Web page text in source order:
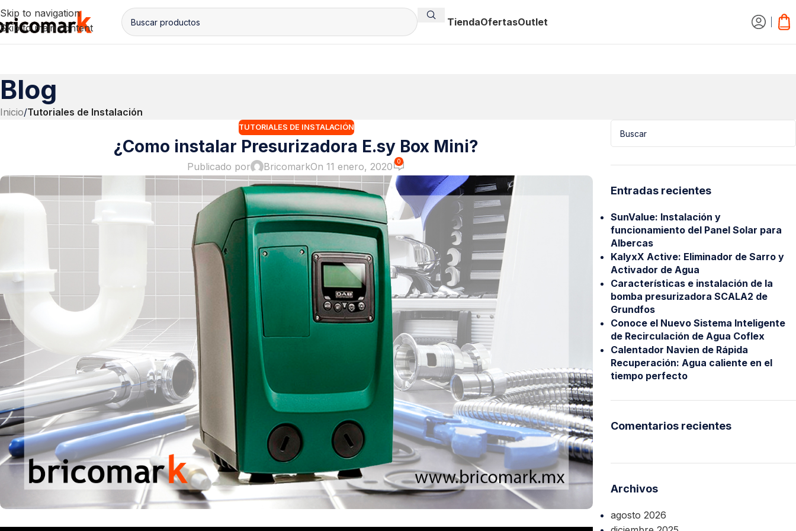
Skip to navigation
Skip to main content
Tienda
Tuberías y Conexiones
Cobre y Latón
Sistemas Contra Incendio
Acero Galvanizado
CPVC
PVC Hidráulico
Accesorios y Refacciones para
Sumergibles para Pozo Profundo
OfertasOutlet
Blog
Inicio/Tutoriales de Instalación
TUTORIALES DE INSTALACIÓN
¿Como instalar Presurizadora E.sy Box Mini?
Publicado por BricomarkOn 11 enero, 2020 0
Entradas recientes
SunValue: Instalación y
funcionamiento del Panel Solar para
Albercas
KalyxX Active: Eliminador de Sarro y
Activador de Agua
Características e instalación de la
bomba presurizadora SCALA2 de
Grundfos
Conoce el Nuevo Sistema Inteligente
de Recirculación de Agua Coflex
Calentador Navien de Rápida
Recuperación: Agua caliente en el
tiempo perfecto
Comentarios recientes
Archivos
agosto 2026